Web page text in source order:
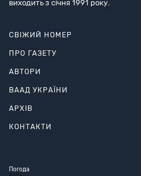
виходить з січня 1991 року.
СВІЖИЙ НОМЕР
ПРО ГАЗЕТУ
АВТОРИ
ВААД УКРАЇНИ
АРХІВ
КОНТАКТИ
Погода